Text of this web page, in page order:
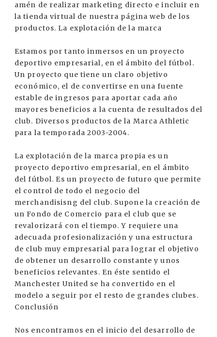
amén de realizar marketing directo e incluir en
la tienda virtual de nuestra página web de los
productos. La explotación de la marca
Estamos por tanto inmersos en un proyecto
deportivo empresarial, en el ámbito del fútbol.
Un proyecto que tiene un claro objetivo
económico, el de convertirse en una fuente
estable de ingresos para aportar cada año
mayores beneficios a la cuenta de resultados del
club. Diversos productos de la Marca Athletic
para la temporada 2003-2004.
La explotación de la marca propia es un
proyecto deportivo empresarial, en el ámbito
del fútbol. Es un proyecto de futuro que permite
el control de todo el negocio del
merchandisisng del club. Supone la creación de
un Fondo de Comercio para el club que se
revalorizará con el tiempo. Y requiere una
adecuada profesionalización y una estructura
de club muy empresarial para lograr el objetivo
de obtener un desarrollo constante y unos
beneficios relevantes. En éste sentido el
Manchester United se ha convertido en el
modelo a seguir por el resto de grandes clubes.
Conclusión
Nos encontramos en el inicio del desarrollo de